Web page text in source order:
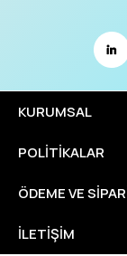
KURUMSAL
POLITIKALAR
ÖDEME VE
İLETIŞIM